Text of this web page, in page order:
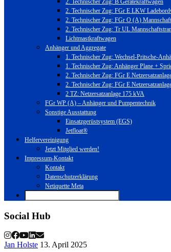
2. Technischer Zug: B Gerätekraftwagen
2. Technischer Zug: FGr E LKW
2. Technischer Zug: FGr O (A)
2. Technischer Zug: Tr UL
Lichtmastkraftwagen
Anhänger und Aggregate
1. Technischer Zug: Wechsel-Pritsche-
1. Technischer Zug: Anhänger Plane +
2. Technischer Zug: FGr E
2. Technischer Zug: FGr E
2 TZ: Netzersatzanlage 175 kVA
FGr WP (A) – Anhänger und Pumpentechnik
Sonstige Ausstattung
Einsatzgerüstsystem (EGS)
Jetfloat®
Helfervereinigung
Jetzt Mitglied werden!
Impressum-Kontakt
Kontakt
Datenschutzerklärung
Netiquette Meta
Social Hub
Jan Holste 13. April 2025